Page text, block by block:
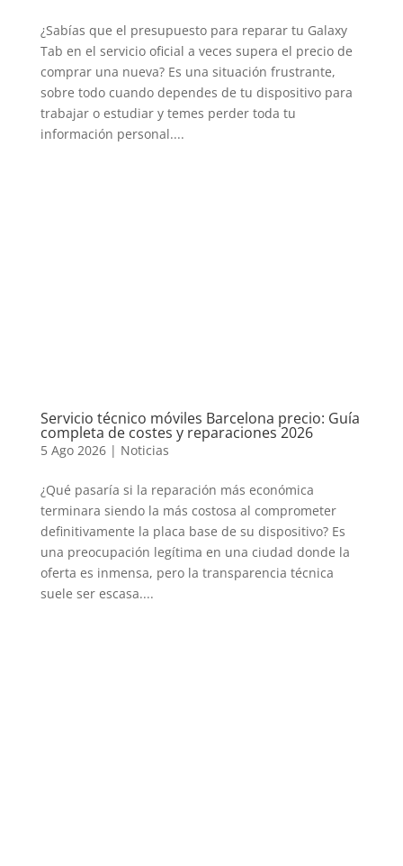
¿Sabías que el presupuesto para reparar tu Galaxy
Tab en el servicio oficial a veces supera el precio de
comprar una nueva? Es una situación frustrante,
sobre todo cuando dependes de tu dispositivo para
trabajar o estudiar y temes perder toda tu
información personal....
Servicio técnico móviles Barcelona precio: Guía
completa de costes y reparaciones 2026
5 Ago 2026| Noticias
¿Qué pasaría si la reparación más económica
terminara siendo la más costosa al comprometer
definitivamente la placa base de su dispositivo? Es
una preocupación legítima en una ciudad donde la
oferta es inmensa, pero la transparencia técnica
suele ser escasa....